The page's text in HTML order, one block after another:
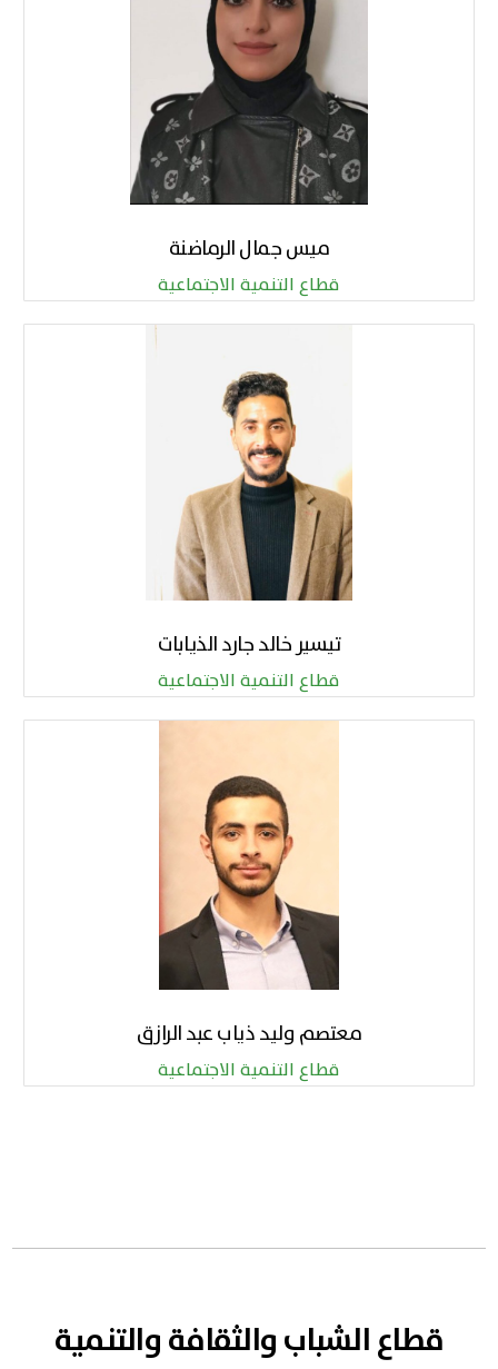
ميس جمال الرماضنة
قطاع التنمية الاجتماعية
تيسير خالد جارد الذيابات
قطاع التنمية الاجتماعية
معتصم وليد ذياب عبد الرازق
قطاع التنمية الاجتماعية
قطاع الشباب والثقافة والتنمية